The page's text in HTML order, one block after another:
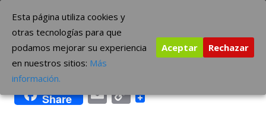
contenido
The Borderline Music
Aviso Legal
Share Email
Copy
Esta página utiliza cookies y
otras tecnologías para que
podamos mejorar su experiencia
en nuestros sitios: Más
información.
Aceptar Rechazar